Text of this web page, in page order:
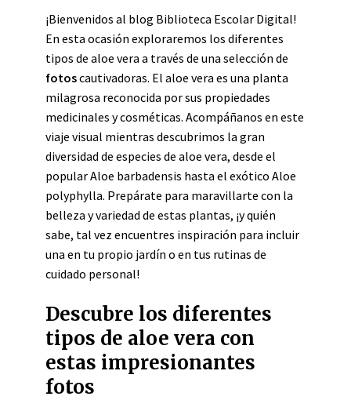
¡Bienvenidos al blog Biblioteca Escolar Digital!
En esta ocasión exploraremos los diferentes
tipos de aloe vera a través de una selección de
fotoscautivadoras. El aloe vera es una planta
milagrosa reconocida por sus propiedades
medicinales y cosméticas. Acompáñanos en este
viaje visual mientras descubrimos la gran
diversidad de especies de aloe vera, desde el
popular Aloe barbadensis hasta el exótico Aloe
polyphylla. Prepárate para maravillarte con la
belleza y variedad de estas plantas, ¡y quién
sabe, tal vez encuentres inspiración para incluir
una en tu propio jardín o en tus rutinas de
cuidado personal!
Descubre los diferentes
tipos de aloe vera con
estas impresionantes
fotos